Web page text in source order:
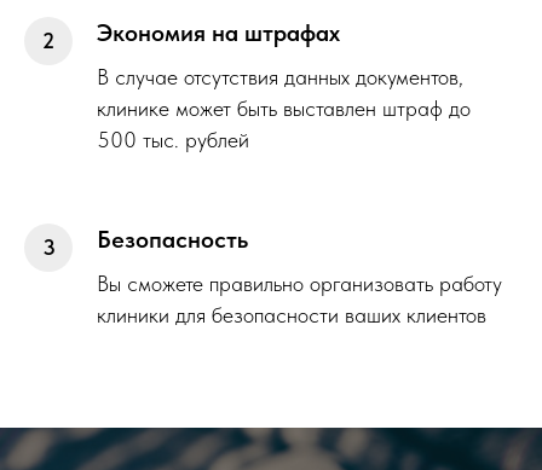
Экономия на штрафах
В случае отсутствия данных документов,
клинике может быть выставлен штраф до
500 тыс. рублей
Безопасность
Вы сможете правильно организовать работу
клиники для безопасности ваших клиентов